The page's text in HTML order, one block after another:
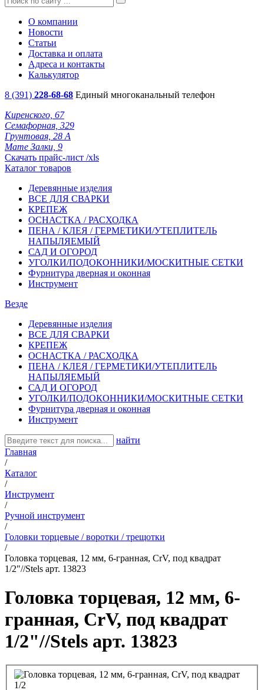
О компании
Новости
Статьи
Доставка и оплата
Адреса и контакты
Калькулятор
8 (391) 228-68-68 Единый многоканальный телефон
Киренского, 67
Семафорная, 329
Грунтовая, 28 А
Мате Залки, 9
Скачать прайс-лист /xls
Каталог товаров
Деревянные изделия
ВСЕ ДЛЯ СВАРКИ
КРЕПЕЖ
ОСНАСТКА / РАСХОДКА
ПЕНА / КЛЕЯ / ГЕРМЕТИКИ/УТЕПЛИТЕЛЬ
НАПЫЛЯЕМЫЙ
САД И ОГОРОД
УГОЛКИ/ПОДОКОННИКИ/МОСКИТНЫЕ СЕТКИ
Фурнитура дверная и оконная
Инструмент
Везде
Деревянные изделия
ВСЕ ДЛЯ СВАРКИ
КРЕПЕЖ
ОСНАСТКА / РАСХОДКА
ПЕНА / КЛЕЯ / ГЕРМЕТИКИ/УТЕПЛИТЕЛЬ
НАПЫЛЯЕМЫЙ
САД И ОГОРОД
УГОЛКИ/ПОДОКОННИКИ/МОСКИТНЫЕ СЕТКИ
Фурнитура дверная и оконная
Инструмент
найти
Главная
/
Каталог
/
Инструмент
/
Ручной инструмент
/
Головки торцевые / воротки / трещотки
/
Головка торцевая, 12 мм, 6-гранная, CrV, под квадрат
1/2"//Stels арт. 13823
Головка торцевая, 12 мм, 6-
гранная, CrV, под квадрат
1/2"//Stels арт. 13823